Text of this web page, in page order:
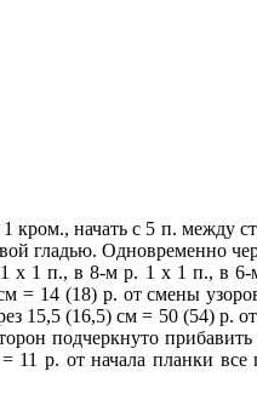
кром., начать с 5 п. между
гладью. Одновременно
1 х 1 п., в 8-м р. 1 х 1 п., в
= 14 (18) р. от смены
15,5 (16,5) см = 50 (54) р.
подчеркнуто прибавить
р. от начала планки все